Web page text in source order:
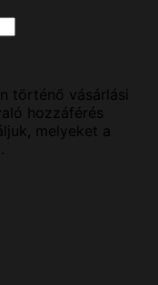
történő vásárlási
hozzáférés
melyeket a